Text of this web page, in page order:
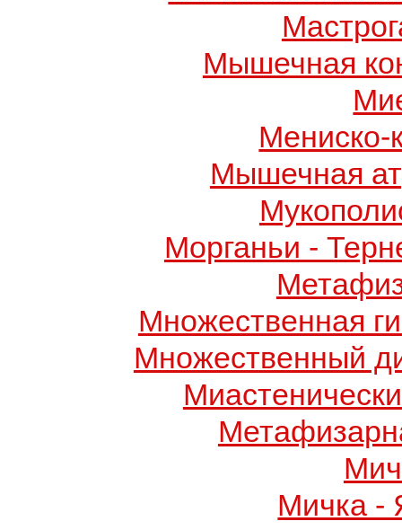
Мышечная
Мениско-
Мышечная
Морганьи -
Множественная
Множественный
Мичка -